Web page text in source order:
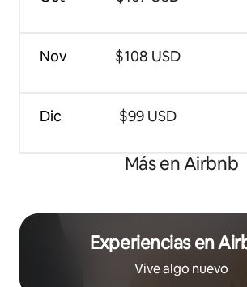
Nov
Dic
$108 USD
$99 USD
Más en Airbnb
Experiencias en
Vive algo nuevo